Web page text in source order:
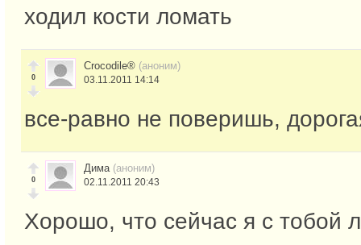
ходил кости ломать
0
Crocodile® (аноним)
03.11.2011 14:14
все-равно не поверишь,
0
Дима (аноним)
02.11.2011 20:43
Хорошо, что сейчас я с тобой